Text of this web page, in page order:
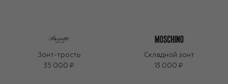
Зонт-трость
35 000 ₽
Складной зонт
13 000 ₽